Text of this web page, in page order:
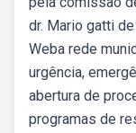
dr. Mario gatti
Weba rede
urgência,
abertura de
programas de